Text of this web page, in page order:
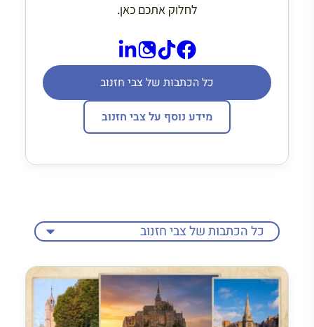
לחלוק אתכם כאן.
כל הכתבות של צבי חזנוב
מידע נוסף על צבי חזנוב